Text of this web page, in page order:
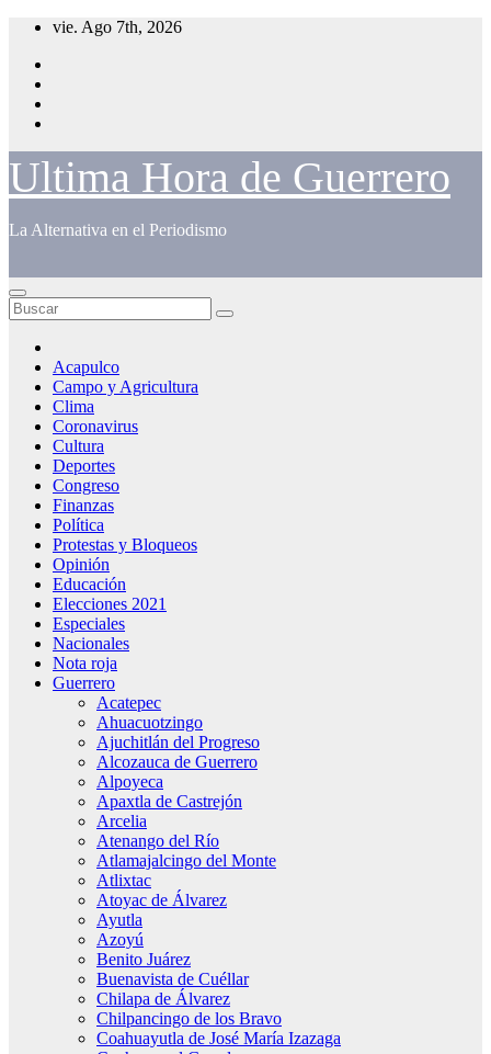
Saltar
contenido
vie. Ago 7th, 2026
Ultima Hora de Guerrero
La Alternativa en el Periodismo
Acapulco
Campo y Agricultura
Clima
Coronavirus
Cultura
Deportes
Congreso
Finanzas
Política
Protestas y Bloqueos
Opinión
Educación
Elecciones 2021
Especiales
Nacionales
Nota roja
Guerrero
Acatepec
Ahuacuotzingo
Ajuchitlán del Progreso
Alcozauca de Guerrero
Alpoyeca
Apaxtla de Castrejón
Arcelia
Atenango del Río
Atlamajalcingo del Monte
Atlixtac
Atoyac de Álvarez
Ayutla
Azoyú
Benito Juárez
Buenavista de Cuéllar
Chilapa de Álvarez
Chilpancingo de los Bravo
Coahuayutla de José María Izazaga